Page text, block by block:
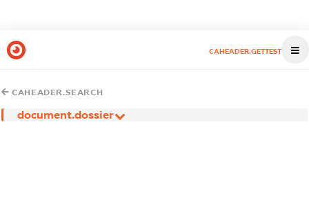
CAHEADER.GETTEST
CAHEADER.SEARCH
document.dossier